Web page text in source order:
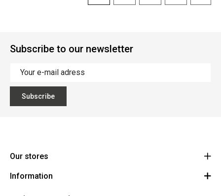
Subscribe to our newsletter
Subscribe
Our stores
Cycles Arnold Kontz Gare / Bonnevoie
Information